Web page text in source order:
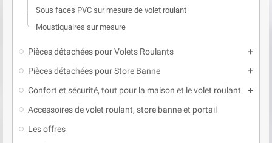
Sous faces PVC sur mesure de volet roulant
Moustiquaires sur mesure
Pièces détachées pour Volets Roulants add
Pièces détachées pour Store Banne add
Confort et sécurité, tout pour la maison et le volet roulant add
Accessoires de volet roulant, store banne et portail
Les offres